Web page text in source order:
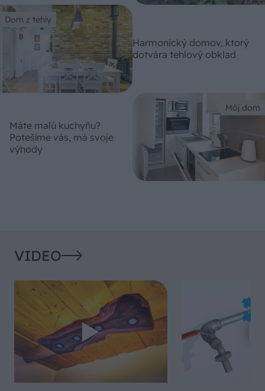
Dom z tehly
Harmonický domov, ktorý
dotvára tehlový obklad
Môj dom
Máte malú kuchyňu?
Potešíme vás, má svoje
výhody
VIDEO